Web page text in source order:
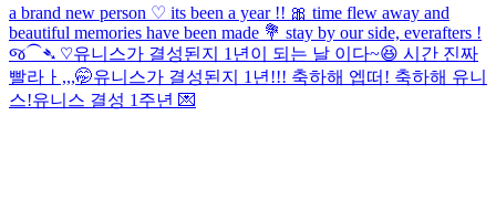
a brand new person ♡ its been a year !! 🎀 time flew away and
beautiful memories have been made 💐 stay by our side, everafters !
જ⁀➴ ♡유니스가 결성된지 1년이 되는 날 이다~😆 시간 진짜
빨라ㅏ,,,🤭유니스가 결성된지 1년!!! 축하해 엡떠! 축하해 유니
스!유니스 결성 1주년 💌